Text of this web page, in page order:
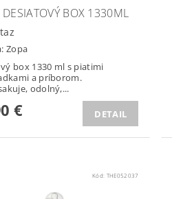
BOX 1330ML
Zopa
box 1330 ml s piatimi
a príborom.
odolný,...
€ DETAIL
Kód: THE052037